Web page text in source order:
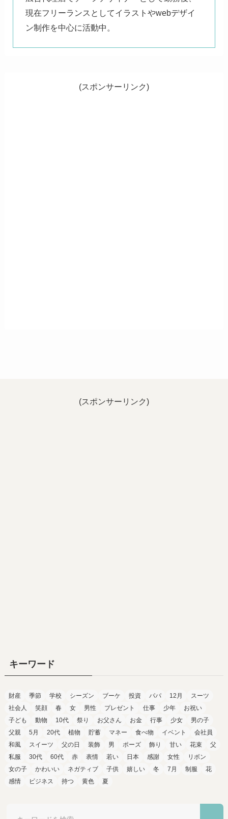
現在フリーランスとしてイラストやwebデザイ
ン制作を中心に活動中。
(スポンサーリンク)
(スポンサーリンク)
キーワード
財産 季節 学校 シーズン ブーケ 投資 パパ 12月
スーツ
社会人
笑顔 春 女 男性 プレゼント 仕事 少年
お祝い
子ども
動物 10代 祭り お父さん お金 行事 少女
男の子
父親
5月 20代 植物 貯蓄 マネー 食べ物 イベント
会社員
和風
スイーツ 父の日 装飾 男 ポーズ 飾り 甘い 花束
父
私服
30代 60代 赤 表情 若い 日本 感謝 女性
リボン
女の子
かわいい ネガティブ 子供 嬉しい 冬 7月 制服
花
感情
ビジネス 持つ 黄色 夏